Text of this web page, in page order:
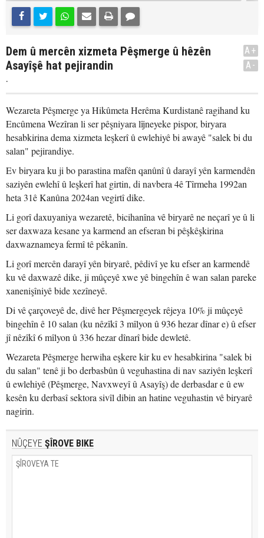
Dem û mercên xizmeta Pêşmerge û hêzên
Asayîşê hat pejirandin
.
A+
A-
Wezareta Pêşmerge ya Hikûmeta Herêma Kurdistanê ragihand ku
Encûmena Wezîran li ser pêşniyara lîjneyeke pispor, biryara
hesabkirina dema xizmeta leşkerî û ewlehiyê bi awayê "salek bi du
salan" pejirandiye.
Ev biryara ku ji bo parastina mafên qanûnî û darayî yên karmendên
saziyên ewlehî û leşkerî hat girtin, di navbera 4ê Tîrmeha 1992an
heta 31ê Kanûna 2024an vegirtî dike.
Li gorî daxuyaniya wezaretê, bicihanîna vê biryarê ne neçarî ye û li
ser daxwaza kesane ya karmend an efseran bi pêşkêşkirina
daxwaznameya fermî tê pêkanîn.
Li gorî mercên darayî yên biryarê, pêdivî ye ku efser an karmendê
ku vê daxwazê dike, ji mûçeyê xwe yê bingehîn ê wan salan pareke
xanenişîniyê bide xezîneyê.
Di vê çarçoveyê de, divê her Pêşmergeyek rêjeya 10% ji mûçeyê
bingehîn ê 10 salan (ku nêzîkî 3 mîlyon û 936 hezar dînar e) û efser
jî nêzîkî 6 mîlyon û 336 hezar dînarî bide dewletê.
Wezareta Pêşmerge herwiha eşkere kir ku ev hesabkirina "salek bi
du salan" tenê ji bo derbasbûn û veguhastina di nav saziyên leşkerî
û ewlehiyê (Pêşmerge, Navxweyî û Asayîş) de derbasdar e û ew
kesên ku derbasî sektora sivîl dibin an hatine veguhastin vê biryarê
nagirin.
NÛÇEYE ŞÎROVE BIKE